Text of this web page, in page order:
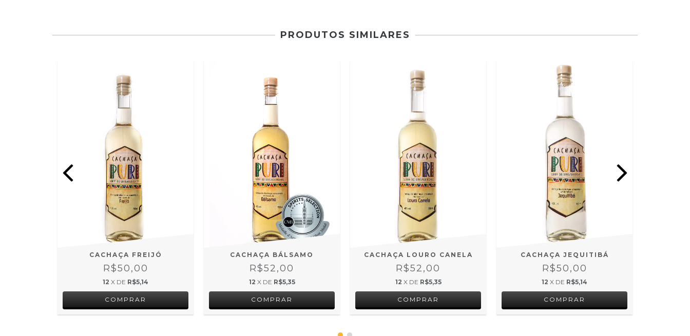
PRODUTOS SIMILARES
CACHAÇA FREIJÓ
R$50,00
12 X DE R$5,14
CACHAÇA BÁLSAMO
R$52,00
12 X DE R$5,35
CACHAÇA LOURO CANELA
R$52,00
12 X DE R$5,35
CACHAÇA JEQUITIBÁ
R$50,00
12 X DE R$5,14